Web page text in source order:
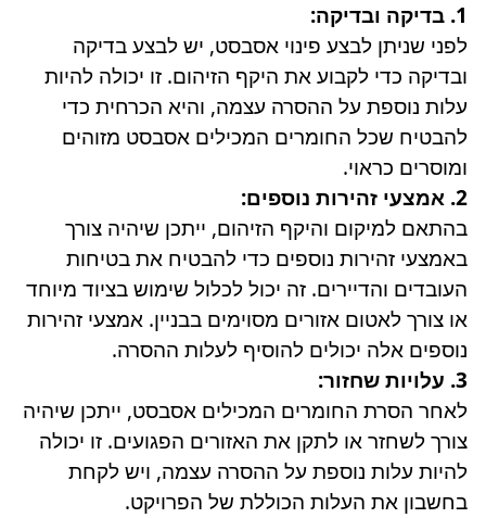
1. בדיקה ובדיקה:
לפני שניתן לבצע פינוי אסבסט, יש לבצע בדיקה
ובדיקה כדי לקבוע את היקף הזיהום. זו יכולה להיות
עלות נוספת על ההסרה עצמה, והיא הכרחית כדי
להבטיח שכל החומרים המכילים אסבסט מזוהים
ומוסרים כראוי.
2. אמצעי זהירות נוספים:
בהתאם למיקום והיקף הזיהום, ייתכן שיהיה צורך
באמצעי זהירות נוספים כדי להבטיח את בטיחות
העובדים והדיירים. זה יכול לכלול שימוש בציוד מיוחד
או צורך לאטום אזורים מסוימים בבניין. אמצעי זהירות
נוספים אלה יכולים להוסיף לעלות ההסרה.
3. עלויות שחזור:
לאחר הסרת החומרים המכילים אסבסט, ייתכן שיהיה
צורך לשחזר או לתקן את האזורים הפגועים. זו יכולה
להיות עלות נוספת על ההסרה עצמה, ויש לקחת
בחשבון את העלות הכוללת של הפרויקט.